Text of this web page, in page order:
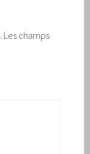
Les champs